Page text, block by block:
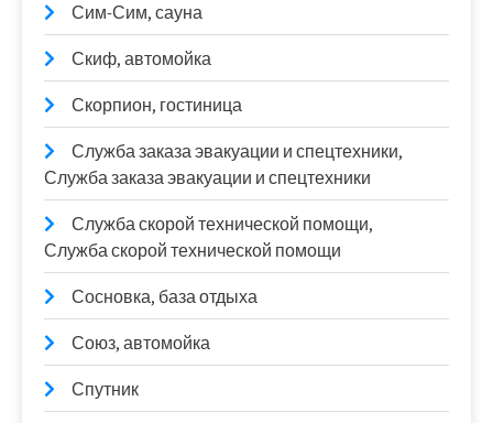
Сим-Сим, сауна
Скиф, автомойка
Скорпион, гостиница
Служба заказа эвакуации и спецтехники,
Служба заказа эвакуации и спецтехники
Служба скорой технической помощи,
Служба скорой технической помощи
Сосновка, база отдыха
Союз, автомойка
Спутник